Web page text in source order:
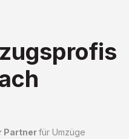
Partnerfür Umzüge